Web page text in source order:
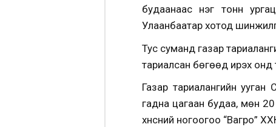
будаанаас нэг тонн
Улаанбаатар хотод
Тус суманд газар
тариалсан бөгөөд ирэх онд
Газар тариалангийн
гадна цагаан будаа, мөн
хүнсний ногоогоо “Вагро”